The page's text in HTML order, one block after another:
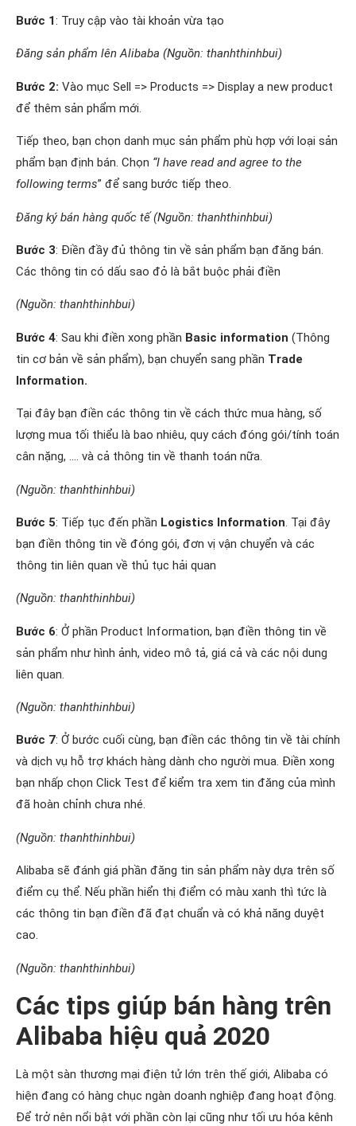
Bước 1: Truy cập vào tài khoản vừa tạo
Đăng sản phẩm lên Alibaba (Nguồn: thanhthinhbui)
Bước 2: Vào mục Sell => Products => Display a new product
để thêm sản phẩm mới.
Tiếp theo, bạn chọn danh mục sản phẩm phù hợp với loại sản
phẩm bạn định bán. Chọn “I have read and agree to the
following terms” để sang bước tiếp theo.
Đăng ký bán hàng quốc tế (Nguồn: thanhthinhbui)
Bước 3: Điền đầy đủ thông tin về sản phẩm bạn đăng bán.
Các thông tin có dấu sao đỏ là bắt buộc phải điền
(Nguồn: thanhthinhbui)
Bước 4: Sau khi điền xong phần Basic information (Thông
tin cơ bản về sản phẩm), bạn chuyển sang phần Trade
Information.
Tại đây bạn điền các thông tin về cách thức mua hàng, số
lượng mua tối thiểu là bao nhiêu, quy cách đóng gói/tính toán
cân nặng, …. và cả thông tin về thanh toán nữa.
(Nguồn: thanhthinhbui)
Bước 5: Tiếp tục đến phần Logistics Information. Tại đây
bạn điền thông tin về đóng gói, đơn vị vận chuyển và các
thông tin liên quan về thủ tục hải quan
(Nguồn: thanhthinhbui)
Bước 6: Ở phần Product Information, bạn điền thông tin về
sản phẩm như hình ảnh, video mô tả, giá cả và các nội dung
liên quan.
(Nguồn: thanhthinhbui)
Bước 7: Ở bước cuối cùng, bạn điền các thông tin về tài chính
và dịch vụ hỗ trợ khách hàng dành cho người mua. Điền xong
bạn nhấp chọn Click Test để kiểm tra xem tin đăng của mình
đã hoàn chỉnh chưa nhé.
(Nguồn: thanhthinhbui)
Alibaba sẽ đánh giá phần đăng tin sản phẩm này dựa trên số
điểm cụ thể. Nếu phần hiển thị điểm có màu xanh thì tức là
các thông tin bạn điền đã đạt chuẩn và có khả năng duyệt
cao.
(Nguồn: thanhthinhbui)
Các tips giúp bán hàng trên
Alibaba hiệu quả 2020
Là một sàn thương mại điện tử lớn trên thế giới, Alibaba có
hiện đang có hàng chục ngàn doanh nghiệp đang hoạt động.
Để trở nên nổi bật với phần còn lại cũng như tối ưu hóa kênh